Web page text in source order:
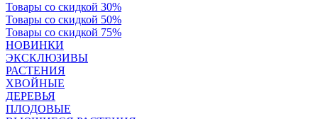
Товары со скидкой 30%
Товары со скидкой 50%
Товары со скидкой 75%
НОВИНКИ
ЭКСКЛЮЗИВЫ
РАСТЕНИЯ
ХВОЙНЫЕ
ДЕРЕВЬЯ
ПЛОДОВЫЕ